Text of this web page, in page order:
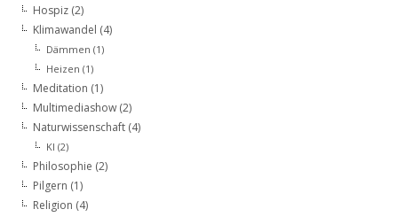
Hospiz(2)
Klimawandel (4)
Dämmen (1)
Heizen (1)
Meditation (1)
Multimediashow(2)
Naturwissenschaft(4)
KI (2)
Philosophie (2)
Pilgern (1)
Religion (4)